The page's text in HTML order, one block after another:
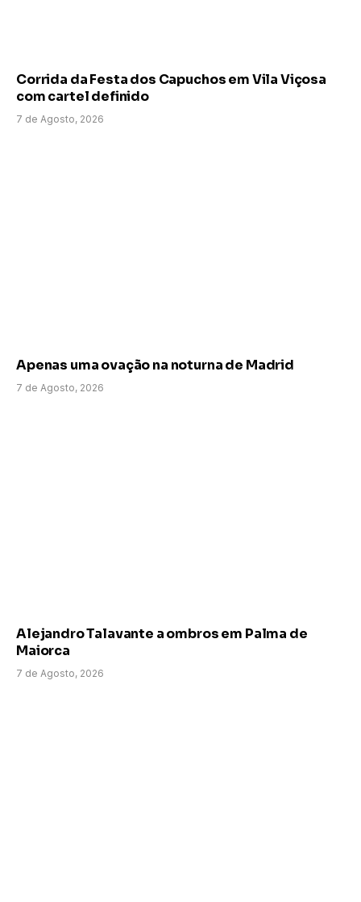
Corrida da Festa dos Capuchos em Vila Viçosa
com cartel definido
7 de Agosto, 2026
Apenas uma ovação na noturna de Madrid
7 de Agosto, 2026
Alejandro Talavante a ombros em Palma de
Maiorca
7 de Agosto, 2026